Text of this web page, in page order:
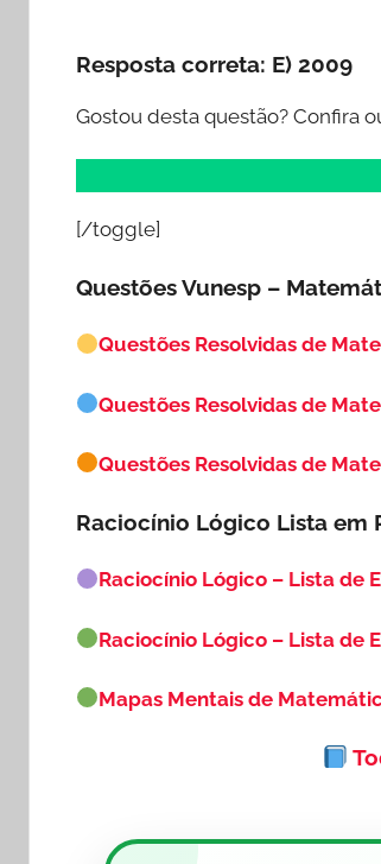
Resposta correta: E) 2009
Gostou desta questão? Confira
[/toggle]
Questões Vunesp –
Questões Resolvidas de
Questões Resolvidas de
Questões Resolvidas de
Raciocínio Lógico Lista em
Raciocínio Lógico – Lista de
Raciocínio Lógico – Lista de
Mapas Mentais de